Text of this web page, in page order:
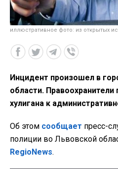
иллюстративное фото: из открытых
Инцидент произошел в
области. Правоохранители
хулигана к
Об этом сообщает пресс-
полиции во Львовской
RegioNews.